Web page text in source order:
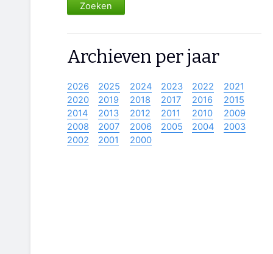
Zoeken
Archieven per jaar
2026 2025 2024 2023 2022
2021
2020
2019 2018 2017 2016
2015
2014
2013 2012 2011 2010
2009
2008
2007 2006 2005 2004
2003
2002
2001 2000